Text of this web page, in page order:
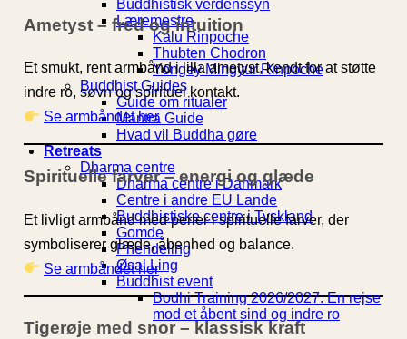
Buddhistisk verdenssyn
Læremestre
Kalu Rinpoche
Thubten Chodron
Yongey Mingyur Rinpoche
Buddhist Guides
Guide om ritualer
Mantra Guide
Hvad vil Buddha gøre
Retreats
Dharma centre
Dharma centre i Danmark
Centre i andre EU Lande
Buddhistiske centre i Tyskland
Gomde
Phendeling
Øsal Ling
Buddhist event
Bodhi Training 2026/2027: En rejse
mod et åbent sind og indre ro
Ametyst – fred og intuition
Et smukt, rent armbånd i lilla ametyst, kendt for at støtte
indre ro, søvn og spirituel kontakt.
Se armbåndet her
Spirituelle farver – energi og glæde
Et livligt armbånd med perler i spirituelle farver, der
symboliserer glæde, åbenhed og balance.
Se armbåndet her
Tigerøje med snor – klassisk kraft